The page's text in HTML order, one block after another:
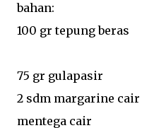
bahan:
100 gr tepung beras
75 gr gulapasir
2 sdm margarine
mentega cair